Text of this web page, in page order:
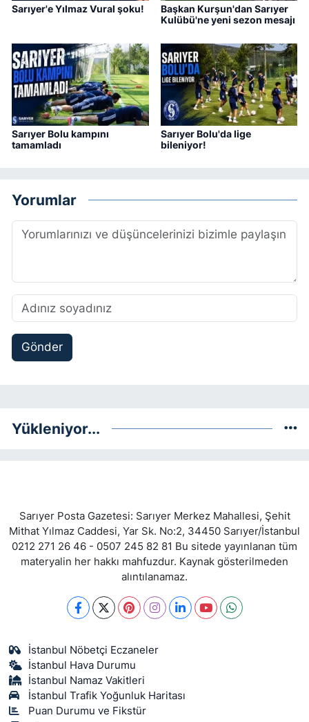
Sarıyer'e Yılmaz Vural şoku!
Başkan Kurşun'dan Sarıyer
Kulübü'ne yeni sezon mesajı
Sarıyer Bolu kampını
tamamladı
Sarıyer Bolu'da lige
bileniyor!
Yorumlar
Gönder
Yükleniyor...
Sarıyer Posta Gazetesi: Sarıyer Merkez Mahallesi, Şehit
Mithat Yılmaz Caddesi, Yar Sk. No:2, 34450 Sarıyer/İstanbul
0212 271 26 46 - 0507 245 82 81 Bu sitede yayınlanan tüm
materyalin her hakkı mahfuzdur. Kaynak gösterilmeden
alıntılanamaz.
İstanbul Nöbetçi Eczaneler
İstanbul Hava Durumu
İstanbul Namaz Vakitleri
İstanbul Trafik Yoğunluk Haritası
Puan Durumu ve Fikstür